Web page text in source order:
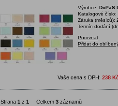
Výrobce: DoPaS
Katalogové číslo:
Záruka (měsíců):
Termín dodání
Porovnat
Přidat do
Vaše cena s DPH: 238
Strana 1 z 1 Celkem 3 záznamů